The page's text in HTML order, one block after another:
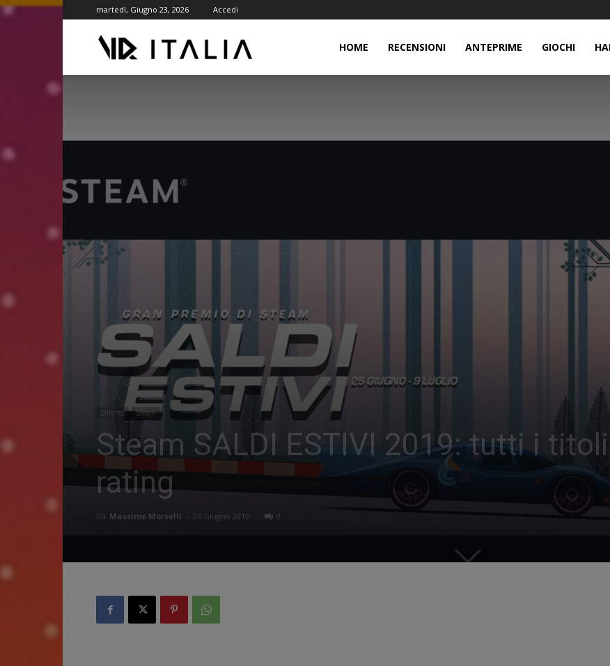
martedì, Giugno 23, 2026 Accedi
HOME RECENSIONI ANTEPRIME GIOCHI
Offerte Steam
Steam SALDI ESTIVI 2019: tutti i
rating
Da Massimo Morselli - 26 Giugno 2019 0